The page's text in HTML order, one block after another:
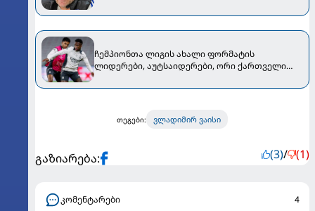
ჩემპიონთა ლიგის ახალი ფორმატის
ლიდერები, აუტსაიდერები, ორი ქართველი
თეგები: ვლადიმირ ვაისი
გაზიარება: (3)/ (1)
კომენტარები 4